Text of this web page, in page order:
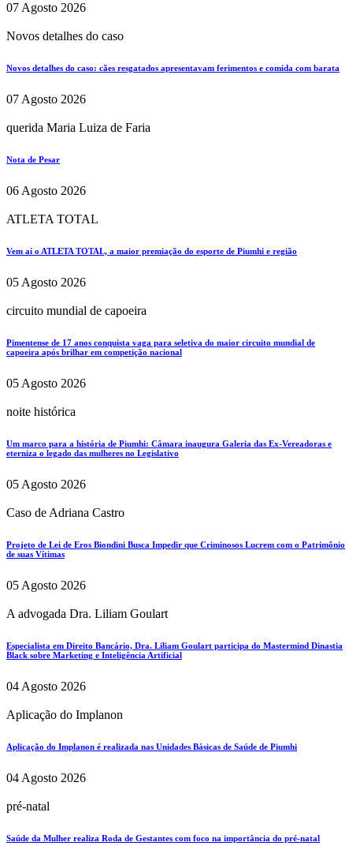
07 Agosto 2026
Novos detalhes do caso
Novos detalhes do caso: cães resgatados apresentavam ferimentos e comida com barata
07 Agosto 2026
querida Maria Luiza de Faria
Nota de Pesar
06 Agosto 2026
ATLETA TOTAL
Vem aí o ATLETA TOTAL, a maior premiação do esporte de Piumhi e região
05 Agosto 2026
circuito mundial de capoeira
Pimentense de 17 anos conquista vaga para seletiva do maior circuito mundial de
capoeira após brilhar em competição nacional
05 Agosto 2026
noite histórica
Um marco para a história de Piumhi: Câmara inaugura Galeria das Ex-Vereadoras e
eterniza o legado das mulheres no Legislativo
05 Agosto 2026
Caso de Adriana Castro
Projeto de Lei de Eros Biondini Busca Impedir que Criminosos Lucrem com o Patrimônio
de suas Vítimas
05 Agosto 2026
A advogada Dra. Liliam Goulart
Especialista em Direito Bancário, Dra. Liliam Goulart participa do Mastermind Dinastia
Black sobre Marketing e Inteligência Artificial
04 Agosto 2026
Aplicação do Implanon
Aplicação do Implanon é realizada nas Unidades Básicas de Saúde de Piumhi
04 Agosto 2026
pré-natal
Saúde da Mulher realiza Roda de Gestantes com foco na importância do pré-natal